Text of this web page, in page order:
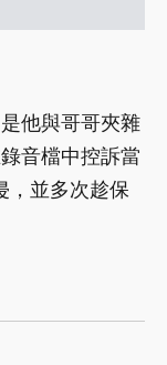
他與哥哥夾雜
音檔中控訴當
，並多次趁保